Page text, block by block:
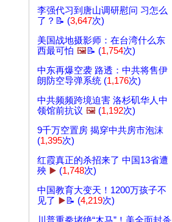
李强代习到唐山调研慰问 习怎么
了？📝 (3,647次)
美国战地摄影师：在台湾什么东
西最可怕 🖼️📝 (1,754次)
中东再爆空袭 路透：中共将售伊
朗防空导弹系统 (1,176次)
中共频频跨境迫害 洛杉矶华人中
领馆前抗议 🖼️ (1,192次)
9千万空置房 揭穿中共房市泡沫
(1,395次)
红霞真正的杀招来了 中国13省遭
殃 ▶️ (1,748次)
中国教育大变天！1200万孩子不
见了 ▶️📝 (4,219次)